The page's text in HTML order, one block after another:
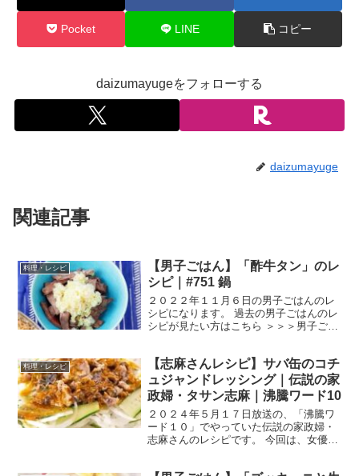
Pocket LINE コピー
daizumayugeをフォローする
daizumayuge
関連記事
料理・レシピ
【男子ごはん】「酢牛タン」のレ
シピ｜#751 鍋
２０２２年１１月６日の男子ごはんのレ
シピになります。 過去の男子ごはんのレ
シピが見たい方はこちら ＞＞＞男子ごは
じ1/3黒こしょう 適量酒 適量 《たれ》 長
ね...
料理・レシピ
【志麻さんレシピ】サバ缶のコチ
ュジャンドレッシング｜伝説の家
政婦・タサン志麻｜沸騰ワード10
２０２４年５月１７日放送の、「沸騰ワ
ード１０」でやっていた伝説の家政婦・
志麻さんのレシピです。 今回は、女優の